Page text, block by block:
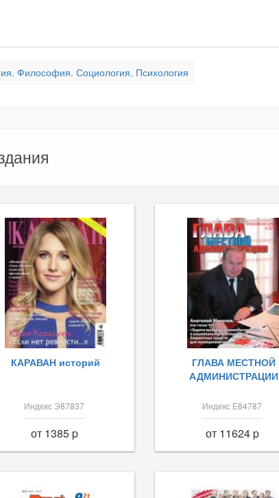
Философия. Социология. Психология
КАРАВАН историй
Индекс Э87837
от 1385 p
ГЛАВА МЕСТНОЙ
АДМИНИСТРАЦИИ
Индекс Е84787
от 11624 p